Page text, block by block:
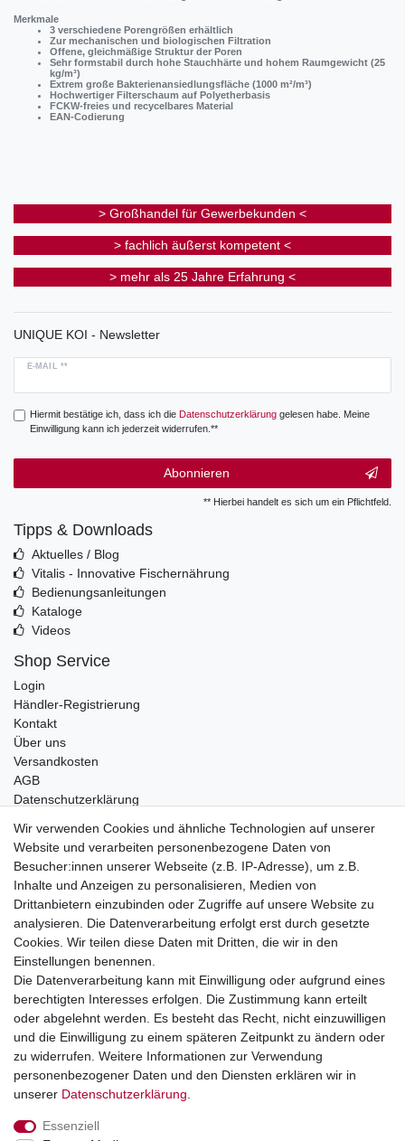
Merkmale
3 verschiedene Porengrößen erhältlich
Zur mechanischen und biologischen Filtration
Offene, gleichmäßige Struktur der Poren
Sehr formstabil durch hohe Stauchhärte und hohem Raumgewicht (25
kg/m³)
Extrem große Bakterienansiedlungsfläche (1000 m²/m³)
Hochwertiger Filterschaum auf Polyetherbasis
FCKW-freies und recycelbares Material
EAN-Codierung
> Großhandel für Gewerbekunden <
> fachlich äußerst kompetent <
> mehr als 25 Jahre Erfahrung <
UNIQUE KOI - Newsletter
E-MAIL **
Hiermit bestätige ich, dass ich die Daten­schutz­erklärunggelesen habe. Meine
Einwilligung kann ich jederzeit widerrufen.**
Abonnieren
** Hierbei handelt es sich um ein Pflichtfeld.
Tipps & Downloads
Aktuelles / Blog
Vitalis - Innovative Fischernährung
Bedienungsanleitungen
Kataloge
Videos
Shop Service
Login
Händler-Registrierung
Kontakt
Über uns
Versandkosten
AGB
Datenschutzerklärung
Telefonische Beratung und Unterstützung für Händler unter:
+49 2851 5895-0
Montag - Donnerstag: 08.00 - 16.30 Uhr
Freitag: 08.00 - 16.00 Uhr
Wir sind ein Großhandel, bitte wenden Sie sich als
Endkunde direkt an Ihren örtlichen Fachhändler. Vielen
Dank!
Widerrufs­recht Impressum Daten­schutz­erklärung
Wir verwenden Cookies und ähnliche Technologien auf unserer
Website und verarbeiten personenbezogene Daten von
Besucher:innen unserer Webseite (z.B. IP-Adresse), um z.B.
Inhalte und Anzeigen zu personalisieren, Medien von
Drittanbietern einzubinden oder Zugriffe auf unsere Website zu
analysieren. Die Datenverarbeitung erfolgt erst durch gesetzte
Cookies. Wir teilen diese Daten mit Dritten, die wir in den
Einstellungen benennen.
Die Datenverarbeitung kann mit Einwilligung oder aufgrund eines
berechtigten Interesses erfolgen. Die Zustimmung kann erteilt
oder abgelehnt werden. Es besteht das Recht, nicht einzuwilligen
und die Einwilligung zu einem späteren Zeitpunkt zu ändern oder
zu widerrufen. Weitere Informationen zur Verwendung
personenbezogener Daten und den Diensten erklären wir in
unserer Daten­schutz­erklärung
Essenziell